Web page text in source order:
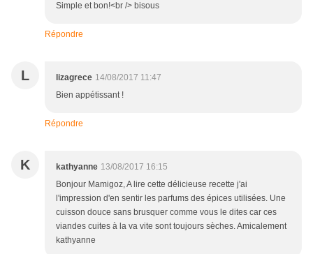
Simple et bon!<br /> bisous
Répondre
L lizagrece 14/08/2017 11:47
Bien appétissant !
Répondre
K kathyanne 13/08/2017 16:15
Bonjour Mamigoz, A lire cette délicieuse recette j'ai
l'impression d'en sentir les parfums des épices utilisées. Une
cuisson douce sans brusquer comme vous le dites car ces
viandes cuites à la va vite sont toujours sèches. Amicalement
kathyanne